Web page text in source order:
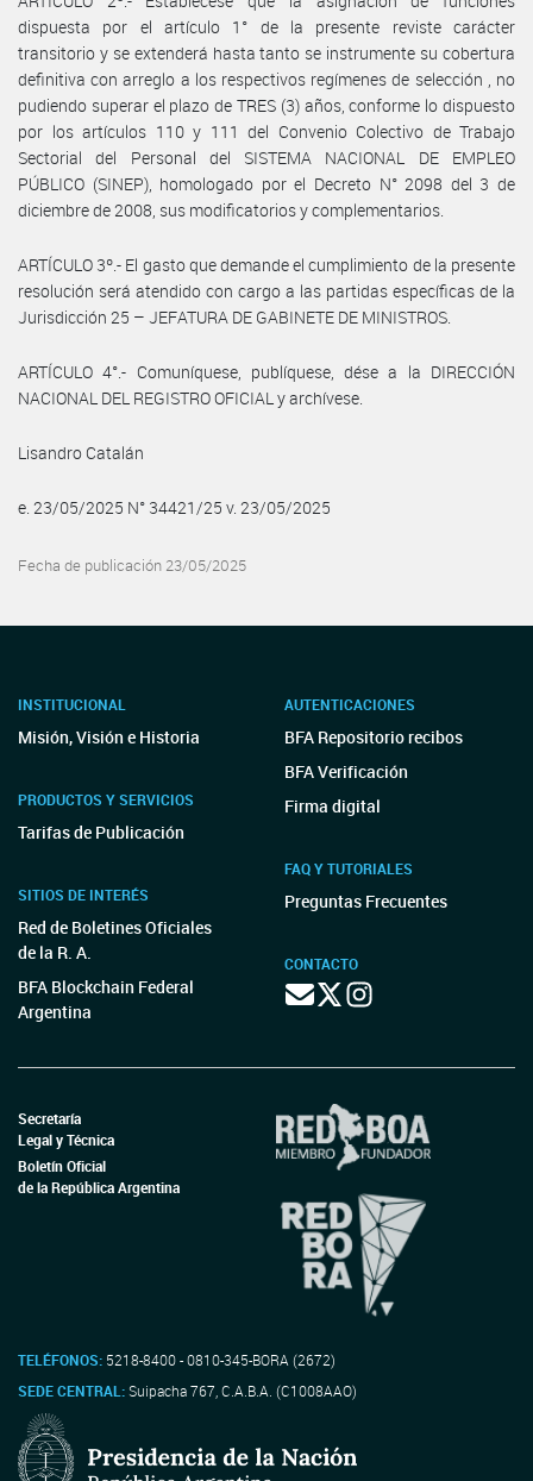
dispuesta por el artículo 1° de la presente reviste carácter
transitorio y se extenderá hasta tanto se instrumente su cobertura
definitiva con arreglo a los respectivos regímenes de selección , no
pudiendo superar el plazo de TRES (3) años, conforme lo dispuesto
por los artículos 110 y 111 del Convenio Colectivo de Trabajo
Sectorial del Personal del SISTEMA NACIONAL DE EMPLEO
PÚBLICO (SINEP), homologado por el Decreto N° 2098 del 3 de
diciembre de 2008, sus modificatorios y complementarios.
ARTÍCULO 3º.- El gasto que demande el cumplimiento de la presente
resolución será atendido con cargo a las partidas específicas de la
Jurisdicción 25 – JEFATURA DE GABINETE DE MINISTROS.
ARTÍCULO 4°.- Comuníquese, publíquese, dése a la DIRECCIÓN
NACIONAL DEL REGISTRO OFICIAL y archívese.
Lisandro Catalán
e. 23/05/2025 N° 34421/25 v. 23/05/2025
Fecha de publicación 23/05/2025
INSTITUCIONAL
Misión, Visión e Historia
PRODUCTOS Y SERVICIOS
Tarifas de Publicación
SITIOS DE INTERÉS
Red de Boletines Oficiales
de la R. A.
BFA Blockchain Federal
Argentina
AUTENTICACIONES
BFA Repositorio recibos
BFA Verificación
Firma digital
FAQ Y TUTORIALES
Preguntas Frecuentes
CONTACTO
Secretaría
Legal y Técnica
Boletín Oficial
de la República Argentina
TELÉFONOS: 5218-8400 - 0810-345-BORA (2672)
SEDE CENTRAL:Suipacha 767, C.A.B.A. (C1008AAO)